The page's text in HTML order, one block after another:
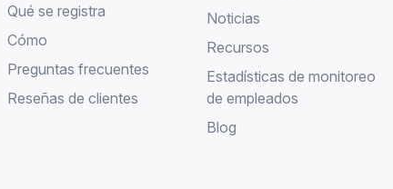
Qué se registra
Cómo
Preguntas frecuentes
Reseñas de clientes
Noticias
Recursos
Estadísticas de monitoreo
de empleados
Blog